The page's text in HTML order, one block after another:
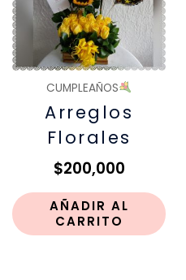
CUMPLEAÑOS
Arreglos
Florales
$200,000
AÑADIR AL
CARRITO